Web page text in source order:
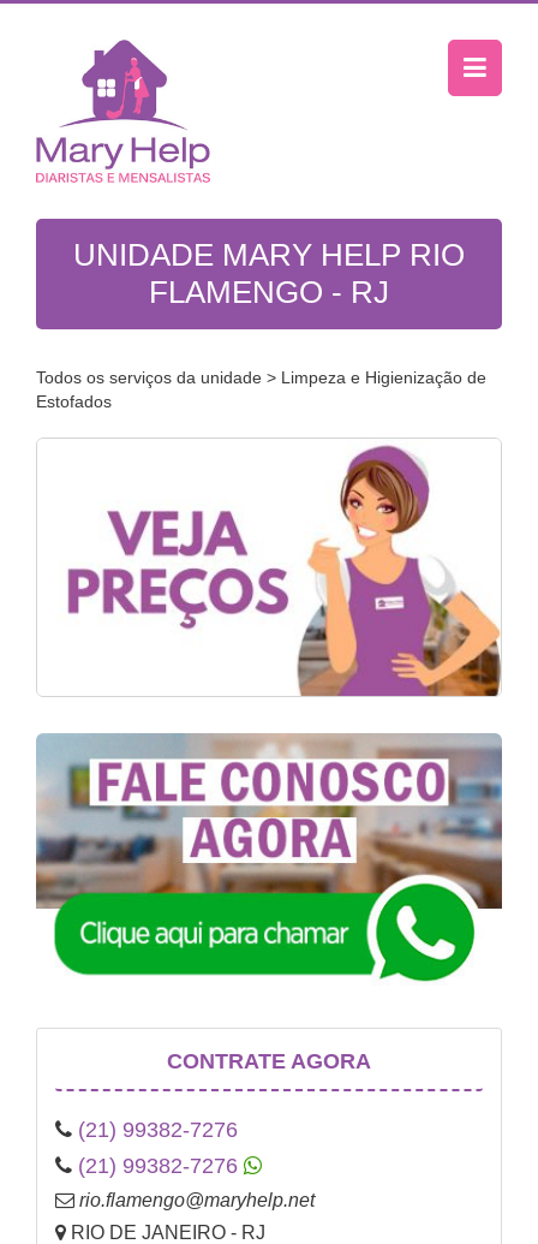
UNIDADE MARY HELP RIO
FLAMENGO - RJ
Todos os serviços da unidade > Limpeza e Higienização de
Estofados
CONTRATE AGORA
(21) 99382-7276
(21) 99382-7276
rio.flamengo@maryhelp.net
RIO DE JANEIRO - RJ